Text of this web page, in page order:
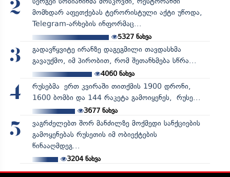
2
მომხდარ აფეთქებას ტერორისტული აქტი უწოდა,
Telegram-არხების ინფორმაც...
5327ნახვა
3
გადავწყვიტე ირანზე დაგეგმილი თავდასხმა
გავაუქმო, იმ პირობით, რომ შეთანხმება სწრა...
4060ნახვა
4
რუსებმა ერთ კვირაში თითქმის 1900 დრონი,
1600 ბომბი და 144 რაკეტა გამოიყენეს, რუსე...
3677ნახვა
5
ვაგრძელებთ შორ მანძილზე მოქმედი სანქციების
გამოყენებას რუსეთის იმ ობიექტების
წინააღმდეგ...
3204ნახვა